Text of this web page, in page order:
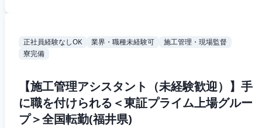
正社員経験なしOK 業界・職種未経験可
施工管理・現場監督
寮完備
【施工管理アシスタント（未経験歓迎）】手
に職を付けられる＜東証プライム上場グルー
プ＞全国転勤(福井県)